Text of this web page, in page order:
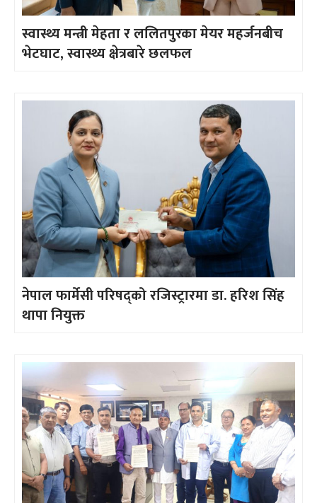
स्वास्थ्य मन्त्री मेहता र ललितपुरका मेयर महर्जनबीच
भेटघाट, स्वास्थ्य क्षेत्रबारे छलफल
नेपाल फार्मेसी परिषद्को रजिस्ट्रारमा डा. हरिश सिंह
थापा नियुक्त